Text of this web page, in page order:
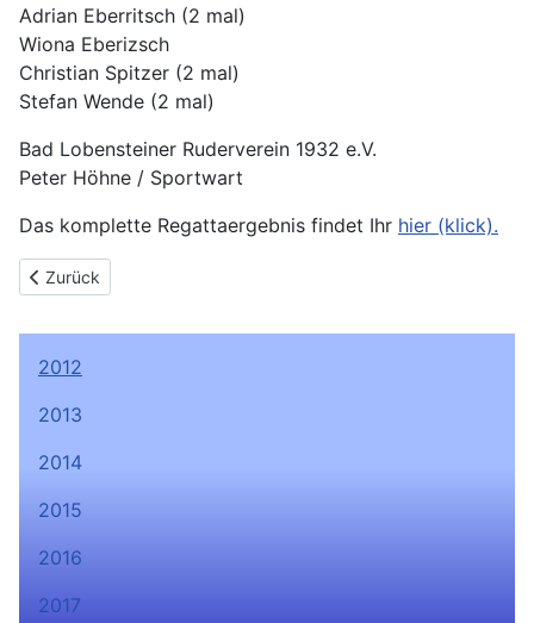
Adrian Eberritsch (2 mal)
Wiona Eberizsch
Christian Spitzer (2 mal)
Stefan Wende (2 mal)
Bad Lobensteiner Ruderverein 1932 e.V.
Peter Höhne / Sportwart
Das komplette Regattaergebnis findet Ihr hier (klick).
Previous article: Galerie vom Sonntag der 47. Bad Lobensteiner
Zurück
2012
2013
2014
2015
2016
2017